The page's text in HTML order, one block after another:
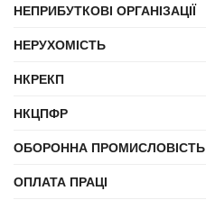
НЕПРИБУТКОВІ ОРГАНІЗАЦІЇ
НЕРУХОМІСТЬ
НКРЕКП
НКЦПФР
ОБОРОННА ПРОМИСЛОВІСТЬ
ОПЛАТА ПРАЦІ